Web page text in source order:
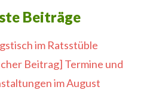
Beiträge
im Ratsstüble
Beitrag] Termine und
im August